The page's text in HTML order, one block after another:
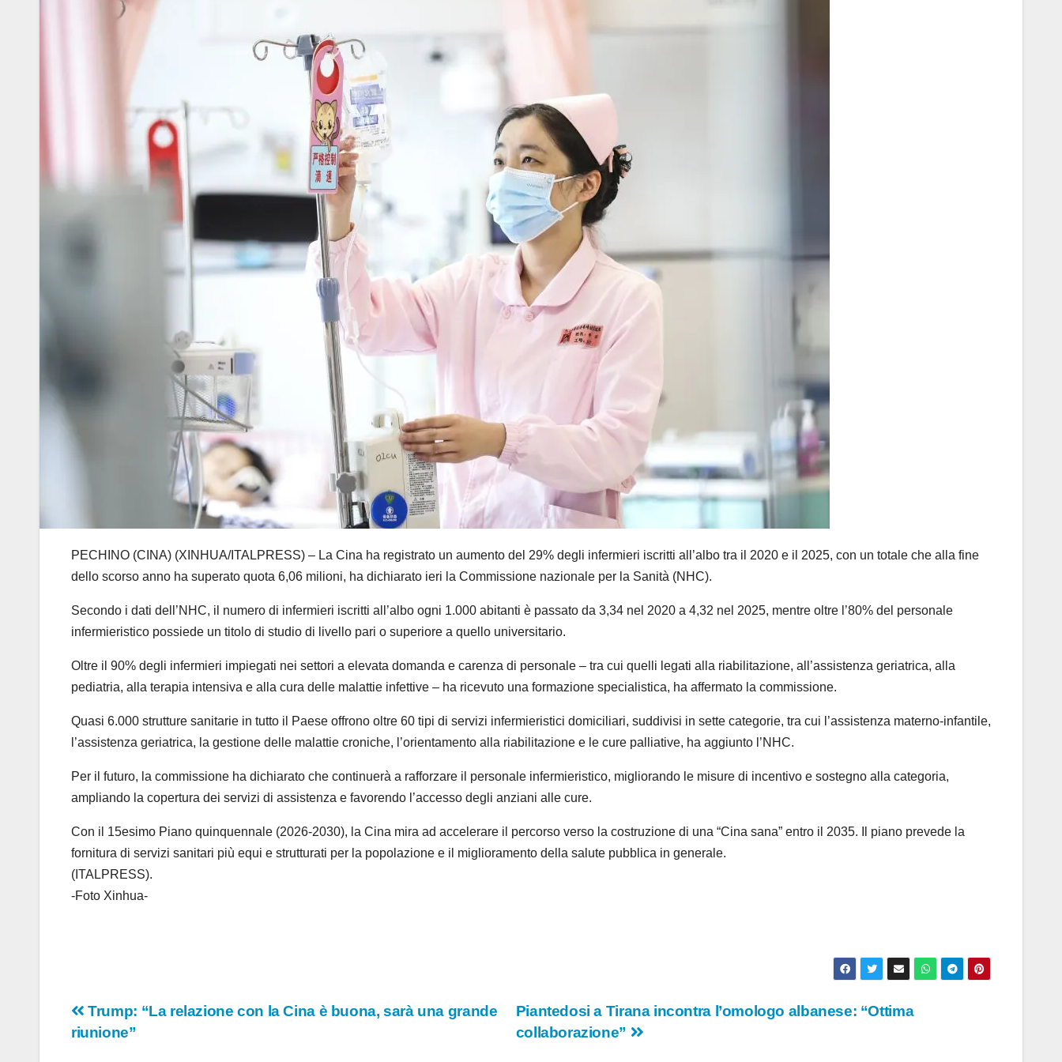
PECHINO (CINA) (XINHUA/ITALPRESS) – La Cina ha registrato un aumento del 29% degli infermieri iscritti all’albo tra il 2020 e il 2025, con un totale che alla fine
dello scorso anno ha superato quota 6,06 milioni, ha dichiarato ieri la Commissione nazionale per la Sanità (NHC).
Secondo i dati dell’NHC, il numero di infermieri iscritti all’albo ogni 1.000 abitanti è passato da 3,34 nel 2020 a 4,32 nel 2025, mentre oltre l’80% del personale
infermieristico possiede un titolo di studio di livello pari o superiore a quello universitario.
Oltre il 90% degli infermieri impiegati nei settori a elevata domanda e carenza di personale – tra cui quelli legati alla riabilitazione, all’assistenza geriatrica, alla
pediatria, alla terapia intensiva e alla cura delle malattie infettive – ha ricevuto una formazione specialistica, ha affermato la commissione.
Quasi 6.000 strutture sanitarie in tutto il Paese offrono oltre 60 tipi di servizi infermieristici domiciliari, suddivisi in sette categorie, tra cui l’assistenza materno-infantile,
l’assistenza geriatrica, la gestione delle malattie croniche, l’orientamento alla riabilitazione e le cure palliative, ha aggiunto l’NHC.
Per il futuro, la commissione ha dichiarato che continuerà a rafforzare il personale infermieristico, migliorando le misure di incentivo e sostegno alla categoria,
ampliando la copertura dei servizi di assistenza e favorendo l’accesso degli anziani alle cure.
Con il 15esimo Piano quinquennale (2026-2030), la Cina mira ad accelerare il percorso verso la costruzione di una “Cina sana” entro il 2035. Il piano prevede la
fornitura di servizi sanitari più equi e strutturati per la popolazione e il miglioramento della salute pubblica in generale.
(ITALPRESS).
-Foto Xinhua-
Navigazione
Piantedosi a Tirana incontra l’omologo albanese: “Ottima
collaborazione”
Trump: “La relazione con la Cina è buona, sarà una grande
riunione”